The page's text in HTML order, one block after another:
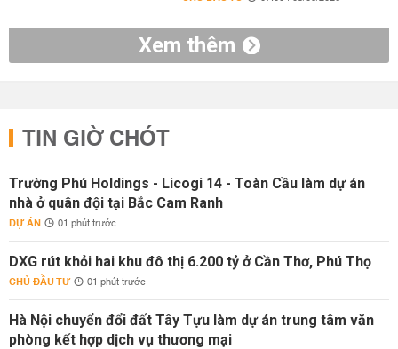
Xem thêm
TIN GIỜ CHÓT
Trường Phú Holdings - Licogi 14 - Toàn Cầu làm dự án
nhà ở quân đội tại Bắc Cam Ranh
DỰ ÁN 01 phút trước
DXG rút khỏi hai khu đô thị 6.200 tỷ ở Cần Thơ, Phú Thọ
CHỦ ĐẦU TƯ 01 phút trước
Hà Nội chuyển đổi đất Tây Tựu làm dự án trung tâm văn
phòng kết hợp dịch vụ thương mại